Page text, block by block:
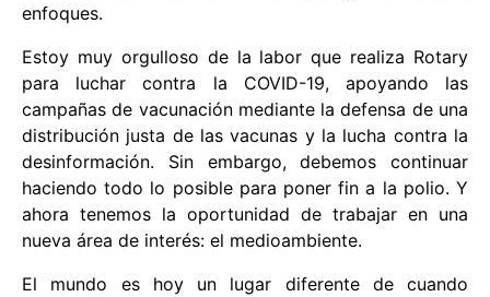
enfoques.
Estoy muy orgulloso de la labor que realiza Rotary
para luchar contra la COVID-19, apoyando las
campañas de vacunación mediante la defensa de una
distribución justa de las vacunas y la lucha contra la
desinformación. Sin embargo, debemos continuar
haciendo todo lo posible para poner fin a la polio. Y
ahora tenemos la oportunidad de trabajar en una
nueva área de interés: el medioambiente.
El mundo es hoy un lugar diferente de cuando